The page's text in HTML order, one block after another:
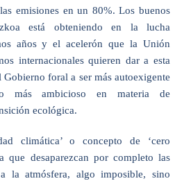
emisiones en un 80%. Los buenos
está obteniendo en la lucha
años y el acelerón que la Unión
internacionales quieren dar a esta
foral a ser más autoexigente
más ambicioso en materia de
ecológica.
climática’ o concepto de ‘cero
que desaparezcan por completo las
la atmósfera, algo imposible, sino